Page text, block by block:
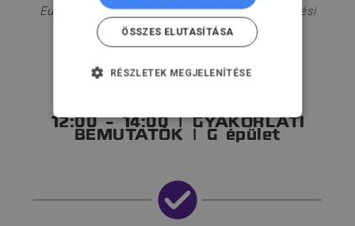
European Conformity Check Vállalkozásfejlesztési
Tanácsadó Intézet
11:25 | EBÉD | G épület
12:00 - 14:00 | GYAKORLATI
BEMUTATÓK | G épület
ÖSSZES ELUTASÍTÁSA
RÉSZLETEK MEGJELENÍTÉSE
SZÜKSÉGES
FUNKCIONALITÁS